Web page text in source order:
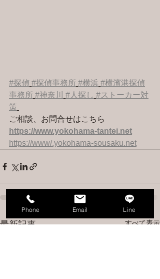
#探偵 #探偵事務所 #横浜 #横濱港探偵
事務所 #神奈川 #人探し #ストーカー対
策
ご相談、お問合せはこちら
https://www.yokohama-tantei.net
https://www/.yokohama-sousaku.net
最新記事 すべて表示
Phone Email Line